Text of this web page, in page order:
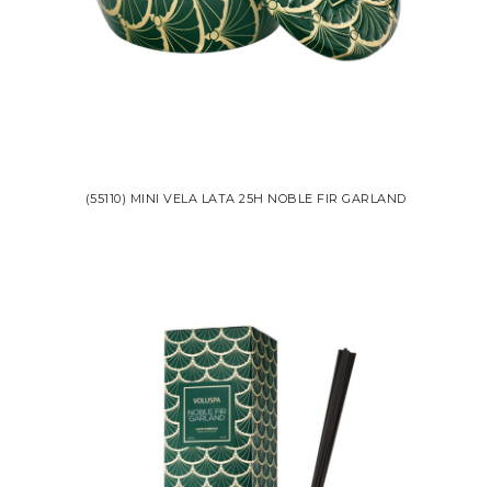
(55110) MINI VELA LATA 25H NOBLE FIR GARLAND